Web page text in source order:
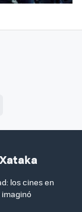
los cines en